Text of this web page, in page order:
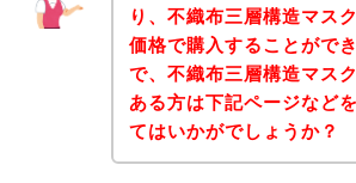
り、不織布三層構造マス
価格で購入することがで
で、不織布三層構造マス
ある方は下記ページなど
てはいかがでしょうか？